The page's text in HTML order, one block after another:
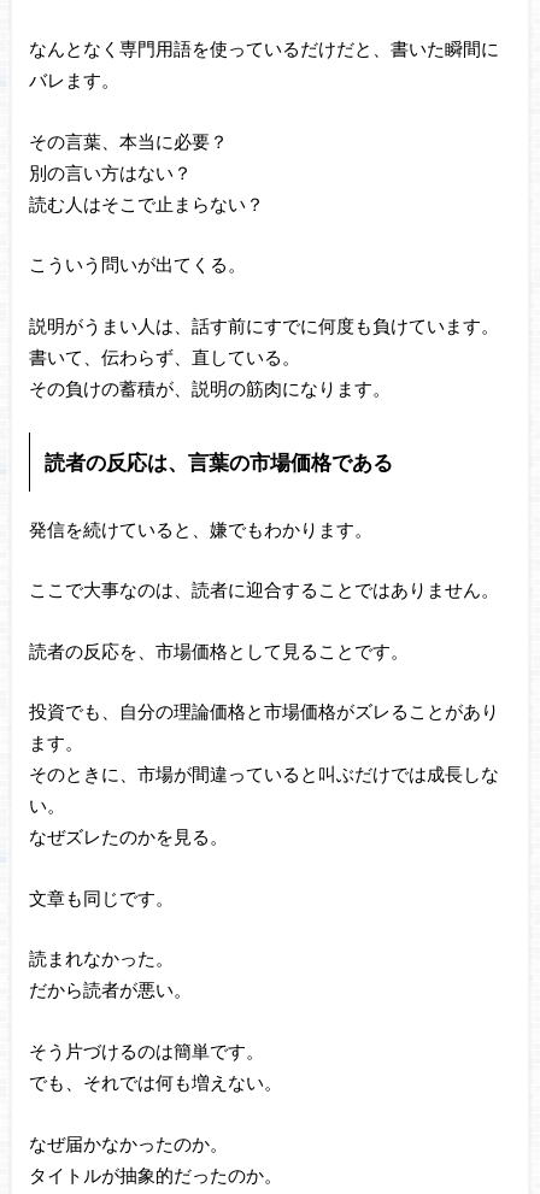
なんとなく専門用語を使っているだけだと、書いた瞬間に
バレます。
その言葉、本当に必要？
別の言い方はない？
読む人はそこで止まらない？
こういう問いが出てくる。
説明がうまい人は、話す前にすでに何度も負けています。
書いて、伝わらず、直している。
その負けの蓄積が、説明の筋肉になります。
読者の反応は、言葉の市場価格である
発信を続けていると、嫌でもわかります。
ここで大事なのは、読者に迎合することではありません。
読者の反応を、市場価格として見ることです。
投資でも、自分の理論価格と市場価格がズレることがあり
ます。
そのときに、市場が間違っていると叫ぶだけでは成長しな
い。
なぜズレたのかを見る。
文章も同じです。
読まれなかった。
だから読者が悪い。
そう片づけるのは簡単です。
でも、それでは何も増えない。
なぜ届かなかったのか。
タイトルが抽象的だったのか。